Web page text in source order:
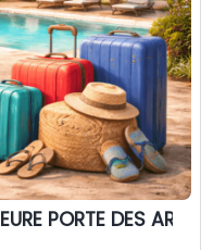
PORTE DES